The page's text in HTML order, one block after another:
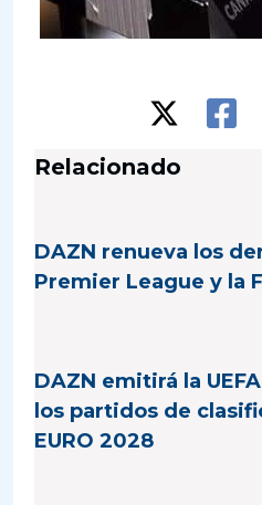
Relacionado
DAZN renueva los
Premier League y la
DAZN emitirá la
los partidos de
EURO 2028